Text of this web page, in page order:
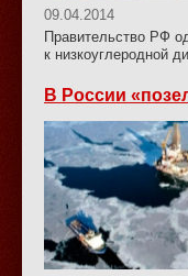
09.04.2014
Правительство РФ
к низкоуглеродной
В России